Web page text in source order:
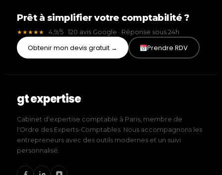
Prêt à simplifier votre comptabilité ?
★★★★★ 4,9/5 · 120 avis Google · Réponse sous 24h
Obtenir mon devis gratuit → Prendre RDV
gt expertise
Cabinet d'expertise comptable à Paris, membre de
l'Ordre des Experts-Comptables. Nous accompagnons les
entrepreneurs avec des outils modernes et un suivi
personnalisé.